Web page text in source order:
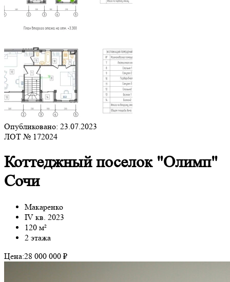
Опубликовано: 23.07.2023
ЛОТ № 172024
Коттеджный поселок "Олимп"
Сочи
Макаренко
IV кв. 2023
120 м²
2 этажа
Цена:28 000 000 ₽